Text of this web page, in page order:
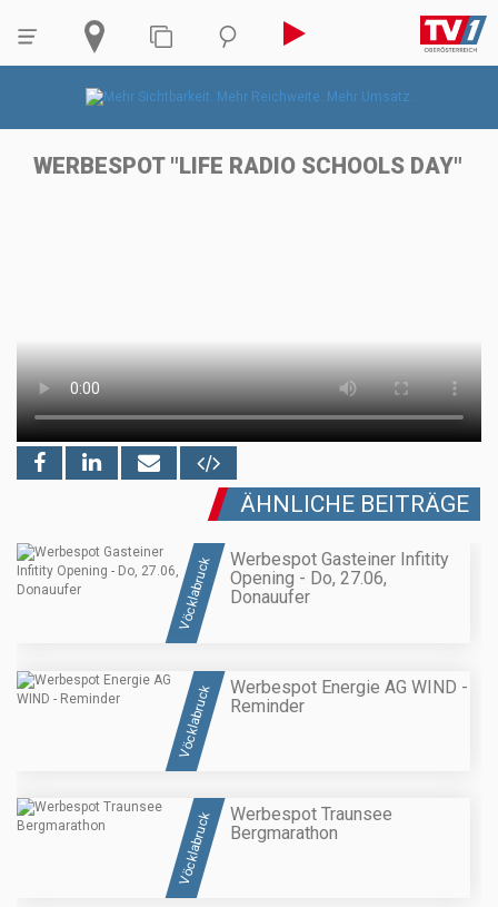
WERBESPOT "LIFE RADIO SCHOOLS DAY"
ÄHNLICHE BEITRÄGE
Vöcklabruck
Werbespot Gasteiner Infitity
Opening - Do, 27.06,
Donauufer
Vöcklabruck
Werbespot Energie AG WIND -
Reminder
Vöcklabruck
Werbespot Traunsee
Bergmarathon